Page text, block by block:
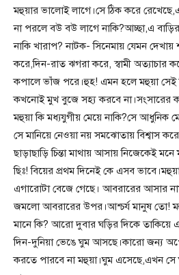
মহুয়ার ভালোই লাগে।সে ঠিক করে
না পরলে বউ বউ লাগে নাকি?আচ্ছা,এ
নাকি খারাপ? নাটক- সিনেমায় যেমন
করে,দিন-রাত ঝগরা করে, স্বামী
কপালে ভাঁজ পরে।হুহ! এমন হলে মহুয়া সেই
কখনোই মুখ বুজে সহ্য করবে না।সংসারের
মহুয়া কি মধ্যযুগীয় মেয়ে নাকি?সে আধুনিক
সে মানিয়ে নেওয়া নয় সমঝোতায় বিশ্বাস
ছাড়াছাড়ি চিন্তা মাথায় আসায় নিজেকেই
ছিঃ! বিয়ের প্রথম দিনেই কে এসব
এগারোটা বেজে গেছে। আবরারের আসার
জমলো আবরারের উপর।আশ্চর্য মানুষ তো!
মানে কি? আরো দুবার ঘড়ির দিকে
দিন-দুনিয়া ভেঙে ঘুম আসছে।কারো জন্য
করতে পারবে না মহুয়া।ঘুম এসেছে,এখন সে